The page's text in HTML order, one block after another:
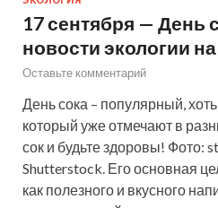
17 сентября — День
новости экологии
Оставьте комментарий
День сока – популярный,
который уже отмечают в
сок и будьте здоровы! Фото:
Shutterstock. Его основная
как полезного и вкусного